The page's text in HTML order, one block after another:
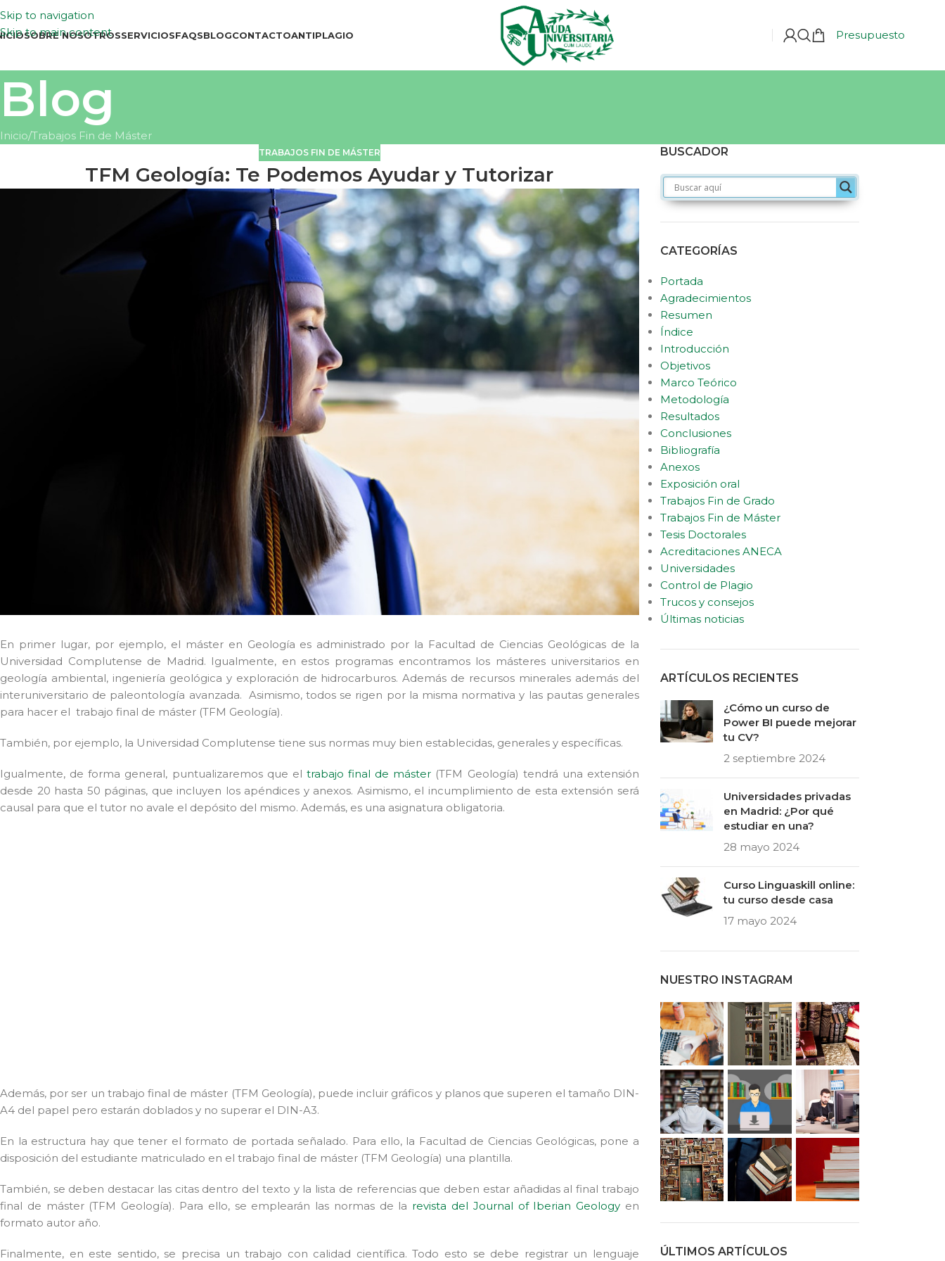
Skip to navigation
Skip to main content
SOBRE NOSOTROSSERVICIOSFAQSBLOGCONTACTOANTIPLAGIO Presupuesto
Blog
Inicio Trabajos Fin de Máster
TRABAJOS FIN DE MÁSTER
TFM Geología: Te Podemos Ayudar y Tutorizar
En primer lugar, por ejemplo, el máster en Geología es administrado por la Facultad de Ciencias Geológicas de la
Universidad Complutense de Madrid. Igualmente, en estos programas encontramos los másteres universitarios en
geología ambiental, ingeniería geológica y exploración de hidrocarburos. Además de recursos minerales además del
interuniversitario de paleontología avanzada. Asimismo, todos se rigen por la misma normativa y las pautas generales
para hacer el trabajo final de máster (TFM Geología).
También, por ejemplo, la Universidad Complutense tiene sus normas muy bien establecidas, generales y específicas.
Igualmente, de forma general, puntualizaremos que el trabajo final de máster (TFM Geología) tendrá una extensión
desde 20 hasta 50 páginas, que incluyen los apéndices y anexos. Asimismo, el incumplimiento de esta extensión será
causal para que el tutor no avale el depósito del mismo. Además, es una asignatura obligatoria.
Además, por ser un trabajo final de máster (TFM Geología), puede incluir gráficos y planos que superen el tamaño DIN-
A4 del papel pero estarán doblados y no superar el DIN-A3.
En la estructura hay que tener el formato de portada señalado. Para ello, la Facultad de Ciencias Geológicas, pone a
disposición del estudiante matriculado en el trabajo final de máster (TFM Geología) una plantilla.
También, se deben destacar las citas dentro del texto y la lista de referencias que deben estar añadidas al final trabajo
final de máster (TFM Geología). Para ello, se emplearán las normas de la revista del Journal of Iberian Geology en
formato autor año.
Finalmente, en este sentido, se precisa un trabajo con calidad científica. Todo esto se debe registrar un lenguaje
BUSCADOR
CATEGORÍAS
Portada
Agradecimientos
Resumen
Índice
Introducción
Objetivos
Marco Teórico
Metodología
Resultados
Conclusiones
Bibliografía
Anexos
Exposición oral
Trabajos Fin de Grado
Trabajos Fin de Máster
Tesis Doctorales
Acreditaciones ANECA
Universidades
Control de Plagio
Trucos y consejos
Últimas noticias
ARTÍCULOS RECIENTES
¿Cómo un curso de
Power BI puede mejorar
tu CV?
2 septiembre 2024
Universidades privadas
en Madrid: ¿Por qué
estudiar en una?
28 mayo 2024
Curso Linguaskill online:
tu curso desde casa
17 mayo 2024
NUESTRO INSTAGRAM
ÚLTIMOS ARTÍCULOS